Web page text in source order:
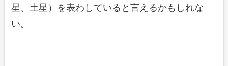
星、土星）を表わしていると言えるかもしれな
い。